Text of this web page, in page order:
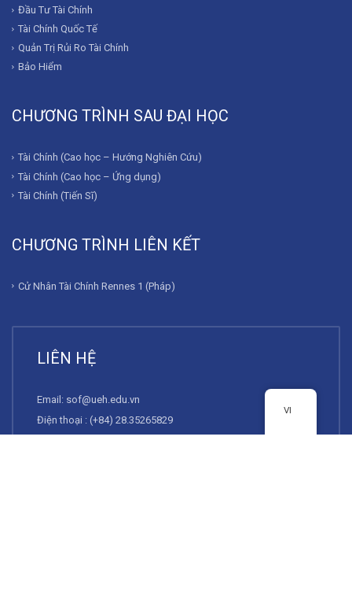
Đầu Tư Tài Chính
Tài Chính Quốc Tế
Quản Trị Rủi Ro Tài Chính
Bảo Hiểm
CHƯƠNG TRÌNH SAU ĐẠI HỌC
Tài Chính (Cao học – Hướng Nghiên Cứu)
Tài Chính (Cao học – Ứng dụng)
Tài Chính (Tiến Sĩ)
CHƯƠNG TRÌNH LIÊN KẾT
Cử Nhân Tài Chính Rennes 1 (Pháp)
LIÊN HỆ
Email: sof@ueh.edu.vn
Điện thoại : (+84) 28.35265829
VI